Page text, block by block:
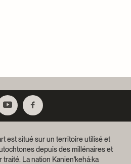
est situé sur un territoire utilisé et
depuis des millénaires et
traité. La nation Kanien'kehá:ka